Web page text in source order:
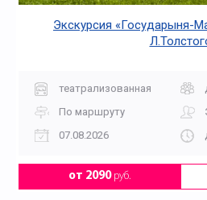
Экскурсия «Государыня-
театрализованная
По маршруту
07.08.2026
от 2090руб.